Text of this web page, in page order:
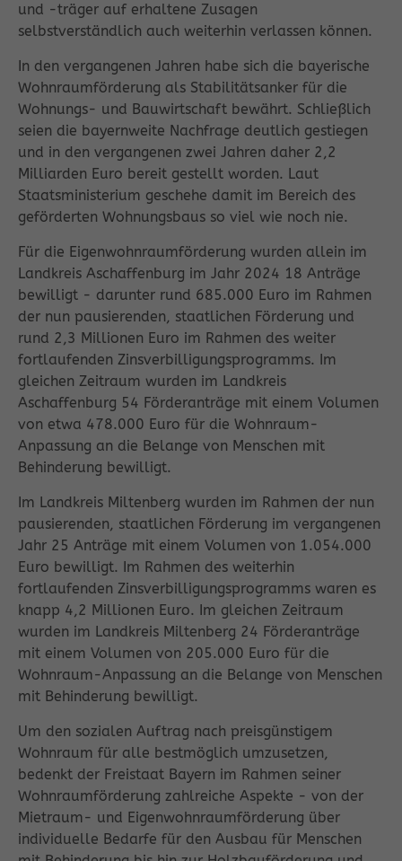
und -träger auf erhaltene Zusagen
selbstverständlich auch weiterhin verlassen können.
In den vergangenen Jahren habe sich die bayerische
Wohnraumförderung als Stabilitätsanker für die
Wohnungs- und Bauwirtschaft bewährt. Schließlich
seien die bayernweite Nachfrage deutlich gestiegen
und in den vergangenen zwei Jahren daher 2,2
Milliarden Euro bereit gestellt worden. Laut
Staatsministerium geschehe damit im Bereich des
geförderten Wohnungsbaus so viel wie noch nie.
Für die Eigenwohnraumförderung wurden allein im
Landkreis Aschaffenburg im Jahr 2024 18 Anträge
bewilligt - darunter rund 685.000 Euro im Rahmen
der nun pausierenden, staatlichen Förderung und
rund 2,3 Millionen Euro im Rahmen des weiter
fortlaufenden Zinsverbilligungsprogramms. Im
gleichen Zeitraum wurden im Landkreis
Aschaffenburg 54 Förderanträge mit einem Volumen
von etwa 478.000 Euro für die Wohnraum-
Anpassung an die Belange von Menschen mit
Behinderung bewilligt.
Im Landkreis Miltenberg wurden im Rahmen der nun
pausierenden, staatlichen Förderung im vergangenen
Jahr 25 Anträge mit einem Volumen von 1.054.000
Euro bewilligt. Im Rahmen des weiterhin
fortlaufenden Zinsverbilligungsprogramms waren es
knapp 4,2 Millionen Euro. Im gleichen Zeitraum
wurden im Landkreis Miltenberg 24 Förderanträge
mit einem Volumen von 205.000 Euro für die
Wohnraum-Anpassung an die Belange von Menschen
mit Behinderung bewilligt.
Um den sozialen Auftrag nach preisgünstigem
Wohnraum für alle bestmöglich umzusetzen,
bedenkt der Freistaat Bayern im Rahmen seiner
Wohnraumförderung zahlreiche Aspekte - von der
Mietraum- und Eigenwohnraumförderung über
individuelle Bedarfe für den Ausbau für Menschen